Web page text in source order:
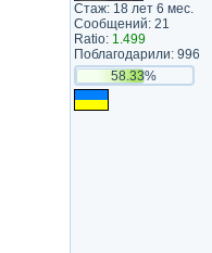
Стаж: 18 лет 6 мес.
Сообщений: 21
Ratio: 1.499
Поблагодарили: 996
58.33%